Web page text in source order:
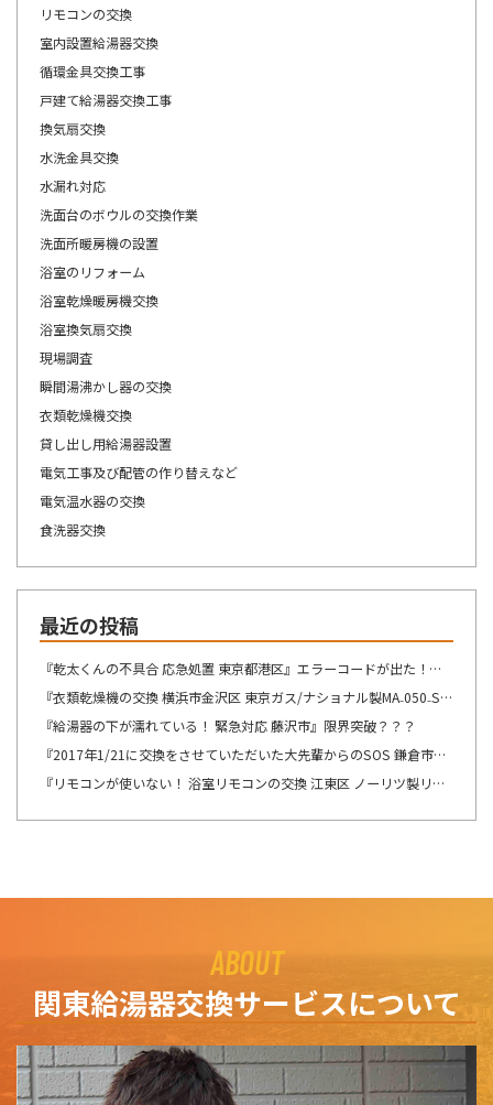
リモコンの交換
室内設置給湯器交換
循環金具交換工事
戸建て給湯器交換工事
換気扇交換
水洗金具交換
水漏れ対応
洗面台のボウルの交換作業
洗面所暖房機の設置
浴室のリフォーム
浴室乾燥暖房機交換
浴室換気扇交換
現場調査
瞬間湯沸かし器の交換
衣類乾燥機交換
貸し出し用給湯器設置
電気工事及び配管の作り替えなど
電気温水器の交換
食洗器交換
最近の投稿
『乾太くんの不具合 応急処置 東京都港区』エラーコードが出た！！！
『衣類乾燥機の交換 横浜市金沢区 東京ガス/ナショナル製MA₋050₋ST→リンナイ製RDT-54S-SV へ交換』想像が出来ないですね・・・
『給湯器の下が濡れている！ 緊急対応 藤沢市』限界突破？？？
『2017年1/21に交換をさせていただいた大先輩からのSOS 鎌倉市』この週末は、少しゆっくり出来そうです！！！
『リモコンが使いない！ 浴室リモコンの交換 江東区 ノーリツ製リモコン RC-8201Sの交換』自然の驚異を感じますね。
ABOUT
関東給湯器交換サービスについて